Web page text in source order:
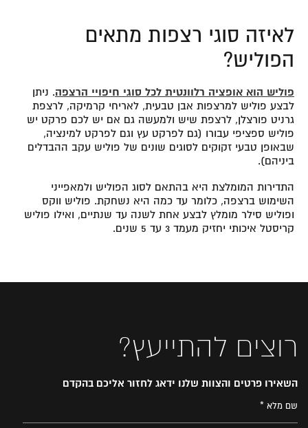
לאיזה סוגי רצפות מתאים
הפוליש?
פוליש הוא אופציה רלוונטית לכל סוגי חיפויי הרצפה. ניתן
לבצע פוליש למרצפות אבן טבעית, לאריחי קרמיקה, לרצפת
גרניט פורצלן, לרצפת שיש ולמעשה גם אם יש לכם פרקט יש
פוליש ספציפי עבורו (גם לפרקט עץ וגם לפרקט למינציה,
שבאופן טבעי זקוקים לסוגים שונים של פוליש עקב ההבדלים
ביניהם).
התדירות המומלצת היא בהתאם לסוג הפוליש ולמאפייני
השימוש ברצפה, כלומר עד כמה היא נשחקת. פוליש ווקס
ופוליש סילר מומלץ לבצע אחת לשנה עד שנתיים, ואילו פוליש
קריסטל איכותי יחזיק מעמד 3 עד 5 שנים.
רוצים להתייעץ?
השאירו פרטים והצוות שלנו ידאג לחזור אליכם בהקדם